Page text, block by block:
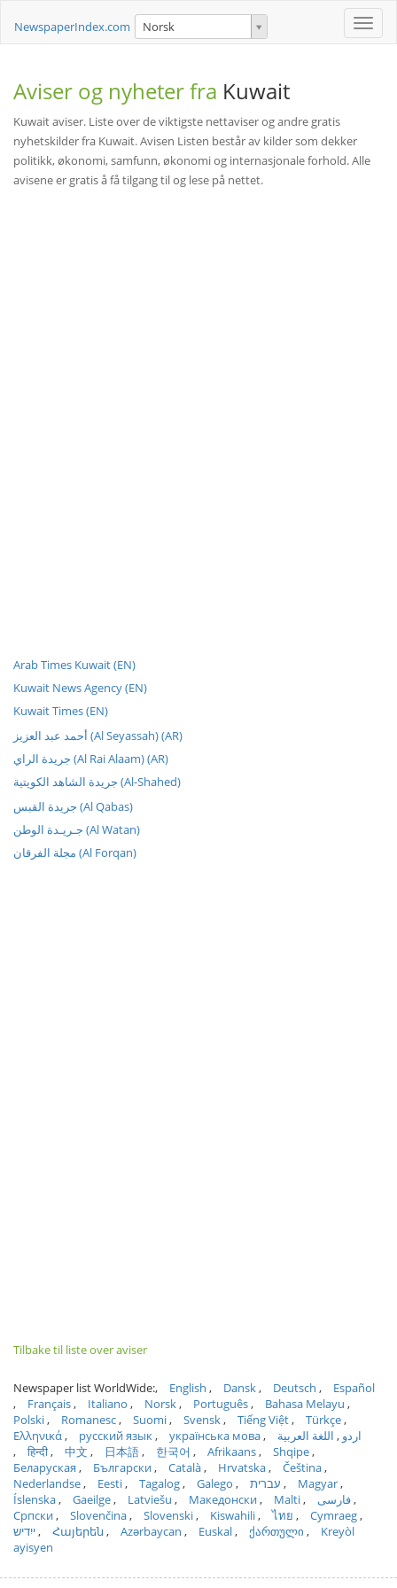
Toggle
NewspaperIndex.com Norsk
Aviser og nyheter fra Kuwait
Kuwait aviser. Liste over de viktigste nettaviser og andre gratis
nyhetskilder fra Kuwait. Avisen Listen består av kilder som dekker
politikk, økonomi, samfunn, økonomi og internasjonale forhold. Alle
avisene er gratis å få tilgang til og lese på nettet.
Arab Times Kuwait (EN)
Kuwait News Agency (EN)
Kuwait Times (EN)
أحمد عبد العزيز (Al Seyassah) (AR)
جريدة الراي (Al Rai Alaam) (AR)
جريدة الشاهد الكويتية (Al-Shahed)
جريدة القبس (Al Qabas)
جـريـدة الوطن (Al Watan)
مجلة الفرقان (Al Forqan)
Tilbake til liste over aviser
Newspaper list WorldWide: English Dansk Deutsch
Español
Français
Italiano Norsk Português
Bahasa Melayu
Polski
Romanesc Suomi Svensk Tiếng Việt
Türkçe
Ελληνικά
русский язык українська мова اردو
اللغة العربية
हिन्दी
中文 日本語 한국어 Afrikaans
Shqipe
Беларуская
Български Català Hrvatska
Čeština
Nederlandse
Eesti Tagalog Galego עברית
Magyar
Íslenska
Gaeilge Latviešu Македонски Malti
فارسی
Српски
Slovenčina Slovenski Kiswahili ไทย
Cymraeg
ייִדיש
Հայերեն Azərbaycan Euskal ქართული
Kreyòl
ayisyen